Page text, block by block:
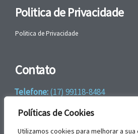
Políticas de Cookies
Utilizamos cookies para melhorar a
Politica de Privacidade
Politica de Privacidade
Contato
Telefone:(17) 99118-8484
WhatsApp:+55 (17) 99118-8484
email: